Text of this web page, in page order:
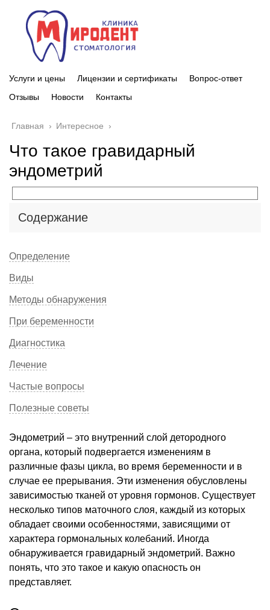
Услуги и цены Лицензии и сертификаты
Вопрос-ответ
Отзывы
Новости Контакты
Главная › Интересное ›
Что такое гравидарный
эндометрий
Содержание
Определение
Виды
Методы обнаружения
При беременности
Диагностика
Лечение
Частые вопросы
Полезные советы
Эндометрий – это внутренний слой детородного
органа, который подвергается изменениям в
различные фазы цикла, во время беременности и в
случае ее прерывания. Эти изменения обусловлены
зависимостью тканей от уровня гормонов. Существует
несколько типов маточного слоя, каждый из которых
обладает своими особенностями, зависящими от
характера гормональных колебаний. Иногда
обнаруживается гравидарный эндометрий. Важно
понять, что это такое и какую опасность он
представляет.